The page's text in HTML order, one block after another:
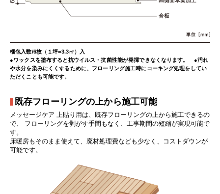
梱包入数/6枚（１坪=3.3㎡）入
●ワックスを塗布すると抗ウイルス・抗菌性能が発揮できなくなります。 ●汚れ
や水分を染みにくくするために、フローリング施工時にコーキング処理をしてい
ただくことも可能です。
既存フローリングの上から施工可能
メッセージケア 上貼り用は、既存フローリングの上から施工できるの
で、
フローリングを剥がす手間もなく、工事期間の短縮が実現可能で
す。
床暖房もそのまま使えて、廃材処理費なども少なく、コストダウンが
可能です。